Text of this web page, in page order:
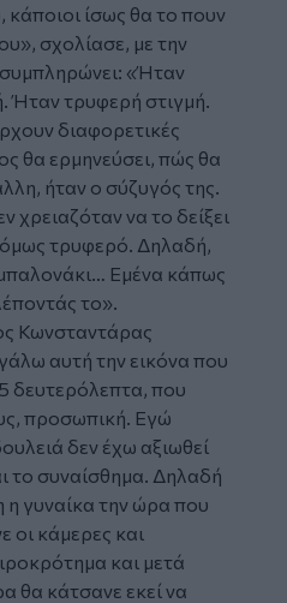
κάποιοι ίσως θα το πουν
σχολίασε, με την
«Ήταν
Ήταν τρυφερή στιγμή.
διαφορετικές
θα ερμηνεύσει, πώς θα
ήταν ο σύζυγός της.
χρειαζόταν να το δείξει
τρυφερό. Δηλαδή,
μπαλονάκι… Εμένα κάπως
το».
Κωνσταντάρας
αυτή την εικόνα που
δευτερόλεπτα, που
προσωπική. Εγώ
δεν έχω αξιωθεί
το συναίσθημα. Δηλαδή
η γυναίκα την ώρα που
οι κάμερες και
και μετά
θα κάτσανε εκεί να